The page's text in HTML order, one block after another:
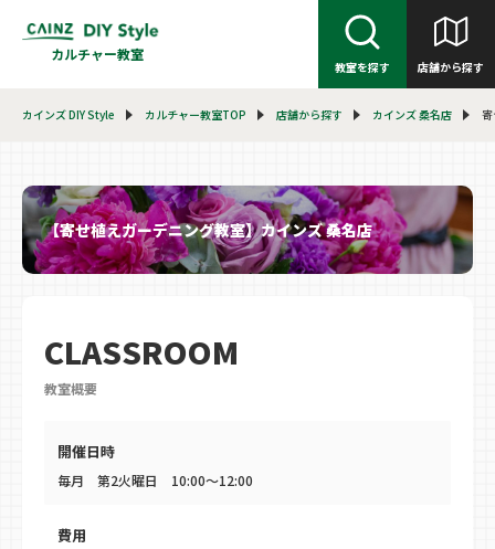
カルチャー教室
教室を探す 店舗から探す
カインズ DIY Style カルチャー教室TOP 店舗から探す カインズ 桑名店
【寄せ植えガーデニング教室】カインズ 桑名店
CLASSROOM
教室概要
開催日時
毎月 第2火曜日 10:00〜12:00
費用